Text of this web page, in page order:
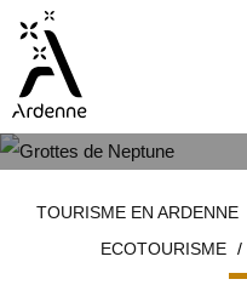
contenu
principal
d'ArianeTOURISME EN ARDENNE
ECOTOURISME